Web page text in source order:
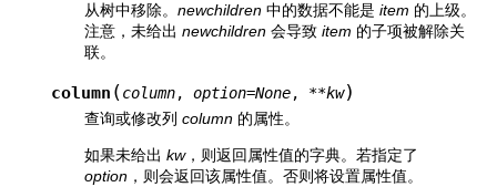
从树中移除。 newchildren 中的数据不能是 item 的上级。
注意，未给出 newchildren 会导致 item 的子项被解除关
联。
column (column, option=None, **kw)
查询或修改列 column 的属性。
如果未给出 kw，则返回属性值的字典。若指定了
option ，则会返回该属性值。否则将设置属性值。